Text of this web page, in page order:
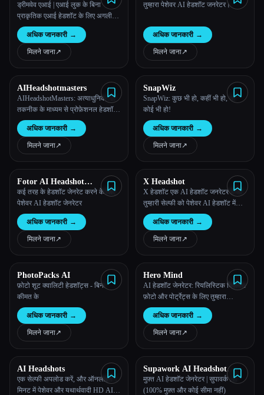
ड्रीमवेव एआई | एआई लुक के बिना
प्राकृतिक एआई हेडशॉट के लिए अगली
पीढ़ी का एआई हेडशॉट जनरेटर
अधिक जानकारी →
मिलने जाना↗︎
तुम्हारा पेशेवर AI हेडशॉट जनरेटर।
अधिक जानकारी →
मिलने जाना↗︎
AIHeadshotmasters
AIHeadshotMasters: अत्याधुनिक AI
तकनीक के माध्यम से प्रोफ़ेशनल हेडशॉट
के साथ अपनी छवि को बेहतर बनाएं
अधिक जानकारी →
मिलने जाना↗︎
SnapWiz
SnapWiz: कुछ भी हो, कहीं भी हो, या
कोई भी हो!
अधिक जानकारी →
मिलने जाना↗︎
Fotor AI Headshot
Generator
कई तरह के हेडशॉट जेनरेट करने के लिए
पेशेवर AI हेडशॉट जेनरेटर
अधिक जानकारी →
मिलने जाना↗︎
X Headshot
X हेडशॉट एक AI हेडशॉट जनरेटर है जो
तुम्हारी सेल्फी को पेशेवर AI हेडशॉट में
बदल देता है।
अधिक जानकारी →
मिलने जाना↗︎
PhotoPacks AI
फ़ोटो शूट क्वालिटी हेडशॉट्स - बिना
कीमत के
अधिक जानकारी →
मिलने जाना↗︎
Hero Mind
AI हेडशॉट जेनरेटर: रियलिस्टिक बिज़नेस
फ़ोटो और पोर्ट्रेट्स के लिए तुम्हारा
प्रोफ़ेशनल फ़ोटो स्टूडियो।
अधिक जानकारी →
मिलने जाना↗︎
AI Headshots
एक सेल्फी अपलोड करें, और ऑनलाइन 1
मिनट में पेशेवर और यथार्थवादी HD AI
Supawork AI Headshot
Generator
मुफ़्त AI हेडशॉट जेनरेटर | सुपावर्क AI
(100% मुफ़्त और कोई सीमा नहीं)